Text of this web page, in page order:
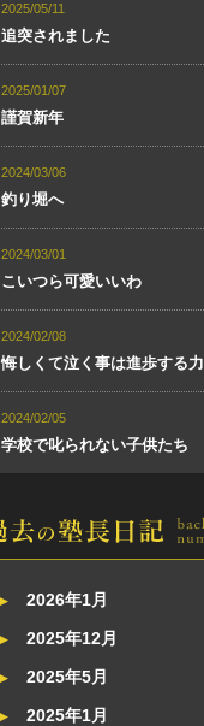
2025/05/11
追突されました
2025/01/07
謹賀新年
2024/03/06
釣り堀へ
2024/03/01
こいつら可愛いいわ
2024/02/08
悔しくて泣く事は進歩する力
2024/02/05
学校で叱られない子供たち
2026年1月
2025年12月
2025年5月
2025年1月